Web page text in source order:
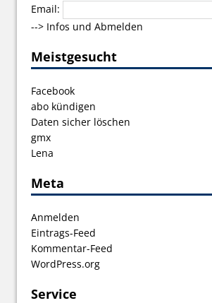
Email:
--> Infos und Abmelden
Meistgesucht
Facebook
abo kündigen
Daten sicher löschen
gmx
Lena
Meta
Anmelden
Eintrags-Feed
Kommentar-Feed
WordPress.org
Service